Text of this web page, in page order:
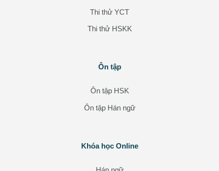
Thi thử YCT
Thi thử HSKK
Ôn tập
Ôn tập HSK
Ôn tập Hán ngữ
Bỏ qua Khóa học OnlineKhóa học Online